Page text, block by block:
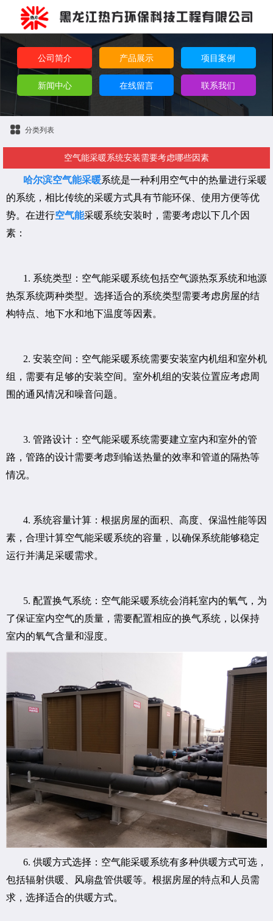
公司简介 产品展示 项目案例
新闻中心 在线留言 联系我们
分类列表
空气能采暖系统安装需要考虑哪些因素
哈尔滨空气能采暖系统是一种利用空气中的热量进行采暖
的系统，相比传统的采暖方式具有节能环保、使用方便等优
势。在进行空气能采暖系统安装时，需要考虑以下几个因
素：
1. 系统类型：空气能采暖系统包括空气源热泵系统和地源
热泵系统两种类型。选择适合的系统类型需要考虑房屋的结
构特点、地下水和地下温度等因素。
2. 安装空间：空气能采暖系统需要安装室内机组和室外机
组，需要有足够的安装空间。室外机组的安装位置应考虑周
围的通风情况和噪音问题。
3. 管路设计：空气能采暖系统需要建立室内和室外的管
路，管路的设计需要考虑到输送热量的效率和管道的隔热等
情况。
4. 系统容量计算：根据房屋的面积、高度、保温性能等因
素，合理计算空气能采暖系统的容量，以确保系统能够稳定
运行并满足采暖需求。
5. 配置换气系统：空气能采暖系统会消耗室内的氧气，为
了保证室内空气的质量，需要配置相应的换气系统，以保持
室内的氧气含量和湿度。
6. 供暖方式选择：空气能采暖系统有多种供暖方式可选，
包括辐射供暖、风扇盘管供暖等。根据房屋的特点和人员需
求，选择适合的供暖方式。